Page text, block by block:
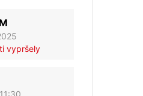
vypršely